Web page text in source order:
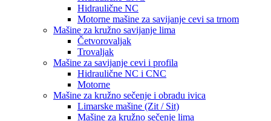
Hidraulične NC
Motorne mašine za savijanje cevi sa trnom
Mašine za kružno savijanje lima
Četvorovaljak
Trovaljak
Mašine za savijanje cevi i profila
Hidraulične NC i CNC
Motorne
Mašine za kružno sečenje i obradu ivica
Limarske mašine (Zit / Sit)
Mašine za kružno sečenje lima